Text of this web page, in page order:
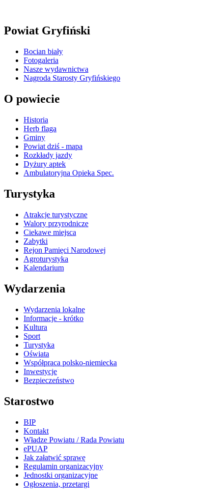
Powiat Gryfiński
Bocian biały
Fotogaleria
Nasze wydawnictwa
Nagroda Starosty Gryfińskiego
O powiecie
Historia
Herb flaga
Gminy
Powiat dziś - mapa
Rozkłady jazdy
Dyżury aptek
Ambulatoryjna Opieka Spec.
Turystyka
Atrakcje turystyczne
Walory przyrodnicze
Ciekawe miejsca
Zabytki
Rejon Pamięci Narodowej
Agroturystyka
Kalendarium
Wydarzenia
Wydarzenia lokalne
Informacje - krótko
Kultura
Sport
Turystyka
Oświata
Współpraca polsko-niemiecka
Inwestycje
Bezpieczeństwo
Starostwo
BIP
Kontakt
Władze Powiatu / Rada Powiatu
ePUAP
Jak załatwić sprawę
Regulamin organizacyjny
Jednostki organizacyjne
Ogłoszenia, przetargi